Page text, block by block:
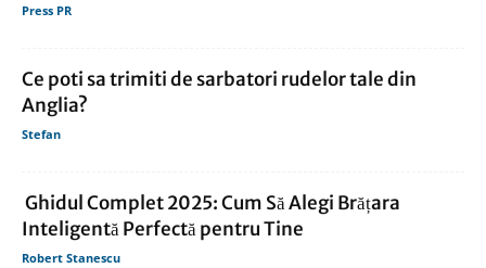
Press PR
Ce poti sa trimiti de sarbatori rudelor tale din
Anglia?
Stefan
Ghidul Complet 2025: Cum Să Alegi Brățara
Inteligentă Perfectă pentru Tine
Robert Stanescu